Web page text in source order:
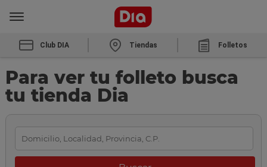
Club DIA Tiendas Folletos
Para ver tu folleto busca
tu tienda Dia